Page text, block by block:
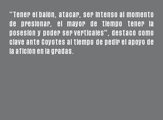
“Tener el balón, atacar, ser intenso al momento
de presionar, el mayor de tiempo tener la
posesión y poder ser verticales”, destacó como
clave ante Coyotes al tiempo de pedir el apoyo de
la afición en la gradas.